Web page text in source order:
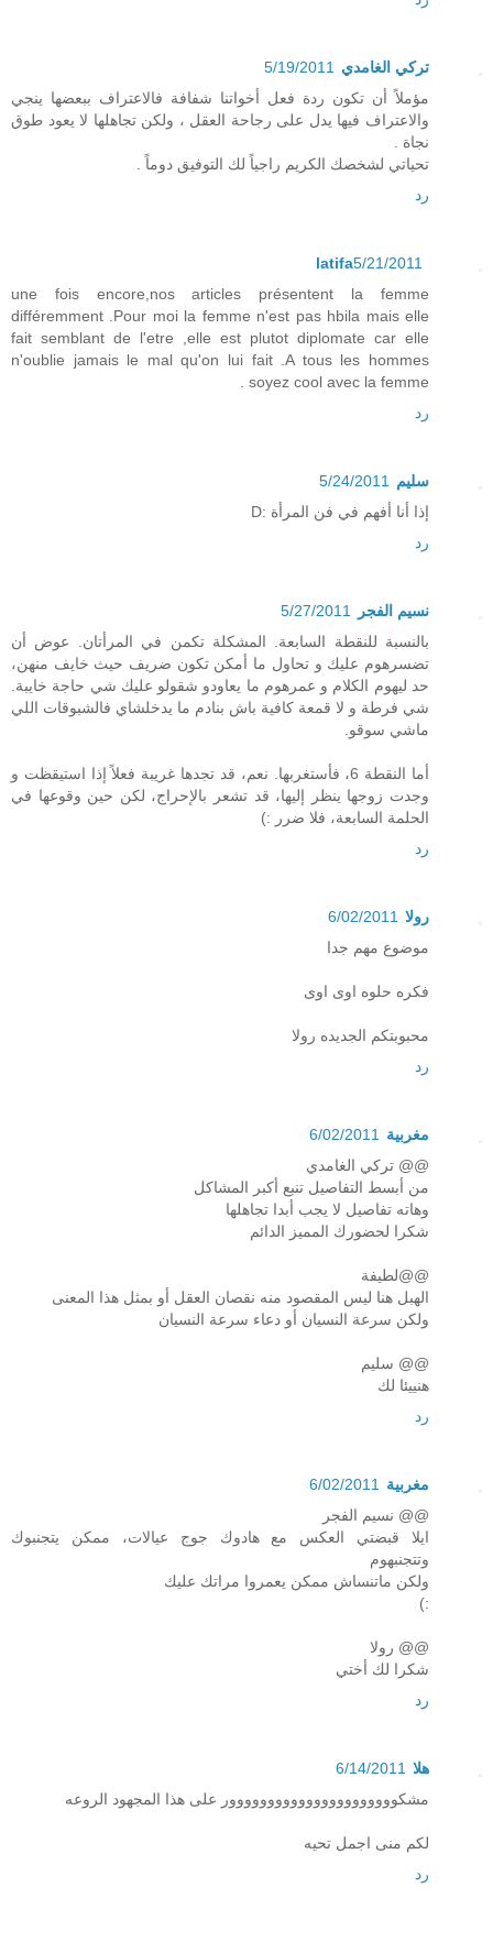
تركي الغامدي
5/19/2011
مؤملاً أن تكون ردة فعل أخواتنا شفافة فالاعتراف ببعضها ينجي
والاعتراف فيها يدل على رجاحة العقل ، ولكن تجاهلها لا يعود طوق
نجاة .
تحياتي لشخصك الكريم راجياً لك التوفيق دوماً .
رد
latifa5/21/2011
une fois encore,nos articles présentent la femme
différemment .Pour moi la femme n'est pas hbila mais elle
fait semblant de l'etre ,elle est plutot diplomate car elle
n'oublie jamais le mal qu'on lui fait .A tous les hommes
soyez cool avec la femme .
رد
سليم
5/24/2011
إذا أنا أفهم في فن المرأة :D
رد
نسيم الفجر
5/27/2011
بالنسبة للنقطة السابعة. المشكلة تكمن في المرأتان. عوض أن
تضسرهوم عليك و تحاول ما أمكن تكون ضريف حيث خايف منهن،
حد ليهوم الكلام و عمرهوم ما يعاودو شقولو عليك شي حاجة خايبة.
شي فرطة و لا قمعة كافية باش بنادم ما يدخلشاي فالشبوقات اللي
ماشي سوقو.
أما النقطة 6، فأستغربها. نعم، قد تجدها غريبة فعلاً إذا استيقظت و
وجدت زوجها ينظر إليها، قد تشعر بالإحراج، لكن حين وقوعها في
الحلمة السابعة، فلا ضرر :)
رد
رولا 6/02/2011
موضوع مهم جدا
فكره حلوه اوى اوى
محبوبتكم الجديده رولا
رد
مغربية
6/02/2011
@@ تركي الغامدي
من أبسط التفاصيل تنبع أكبر المشاكل
وهاته تفاصيل لا يجب أبدا تجاهلها
شكرا لحضورك المميز الدائم
@@لطيفة
الهبل هنا ليس المقصود منه نقصان العقل أو بمثل هذا المعنى
ولكن سرعة النسيان أو دعاء سرعة النسيان
@@ سليم
هنييئا لك
رد
مغربية
6/02/2011
@@ نسيم الفجر
ايلا قبضتي العكس مع هادوك جوج عيالات، ممكن يتجنبوك
وتتجنبهوم
ولكن ماتنساش ممكن يعمروا مراتك عليك
:)
@@ رولا
شكرا لك أختي
رد
هلا 6/14/2011
مشكوووووووووووووووووووووور على هذا المجهود الروعه
لكم منى اجمل تحيه
رد